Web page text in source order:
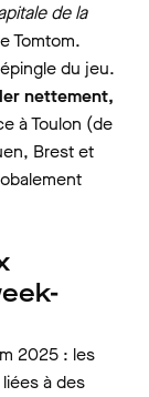
de la
Tomtom.
du jeu.
nettement,
à Toulon (de
Brest et
2025 : les
à des